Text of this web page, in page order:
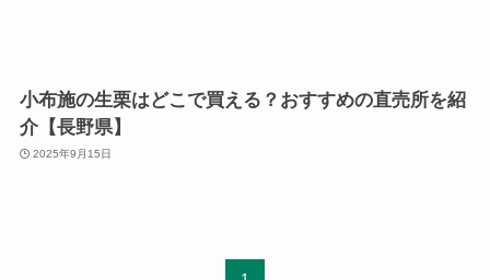
小布施の生栗はどこで買える？おすすめの直売所を紹
介【長野県】
2025年9月15日